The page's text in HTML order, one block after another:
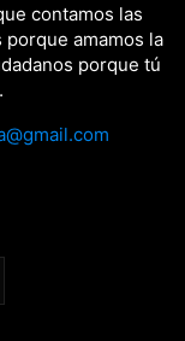
contamos las
amamos la
porque tú